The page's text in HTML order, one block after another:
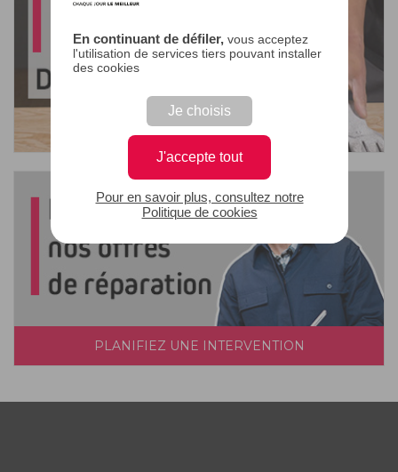
En continuant de défiler, vous acceptez
l'utilisation de services tiers pouvant installer
des cookies
Je choisis
J'accepte tout
Pour en savoir plus, consultez notre
Politique de cookies
PLANIFIEZ UNE INTERVENTION